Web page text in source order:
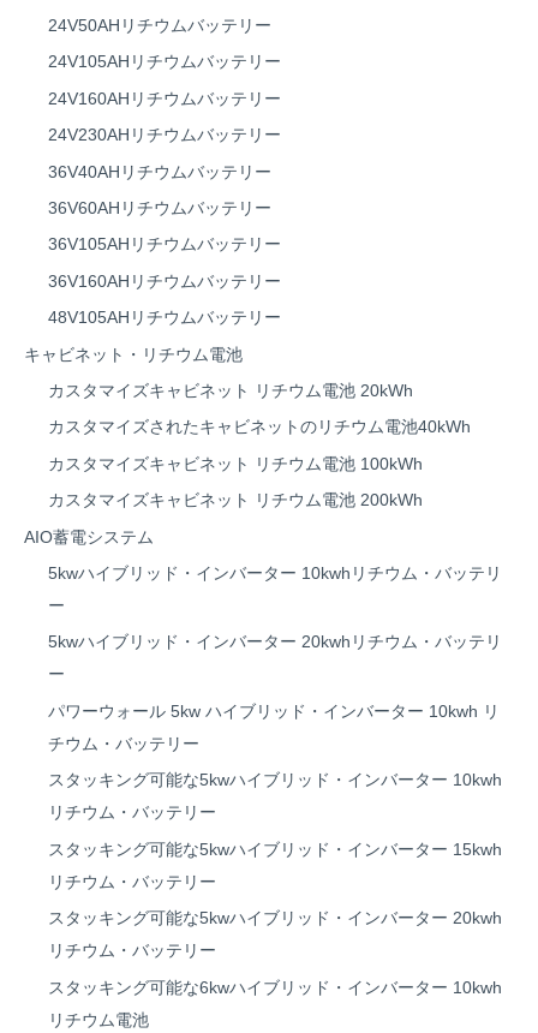
24V50AHリチウムバッテリー
24V105AHリチウムバッテリー
24V160AHリチウムバッテリー
24V230AHリチウムバッテリー
36V40AHリチウムバッテリー
36V60AHリチウムバッテリー
36V105AHリチウムバッテリー
36V160AHリチウムバッテリー
48V105AHリチウムバッテリー
キャビネット・リチウム電池
カスタマイズキャビネット リチウム電池 20kWh
カスタマイズされたキャビネットのリチウム電池40kWh
カスタマイズキャビネット リチウム電池 100kWh
カスタマイズキャビネット リチウム電池 200kWh
AIO蓄電システム
5kwハイブリッド・インバーター 10kwhリチウム・バッテリ
ー
5kwハイブリッド・インバーター 20kwhリチウム・バッテリ
ー
パワーウォール 5kw ハイブリッド・インバーター 10kwh リ
チウム・バッテリー
スタッキング可能な5kwハイブリッド・インバーター 10kwh
リチウム・バッテリー
スタッキング可能な5kwハイブリッド・インバーター 15kwh
リチウム・バッテリー
スタッキング可能な5kwハイブリッド・インバーター 20kwh
リチウム・バッテリー
スタッキング可能な6kwハイブリッド・インバーター 10kwh
リチウム電池